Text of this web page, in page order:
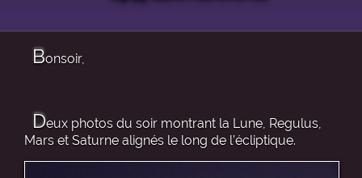
Bonsoir,
Deux photos du soir montrant la Lune, Regulus,
Mars et Saturne alignés le long de l’écliptique.